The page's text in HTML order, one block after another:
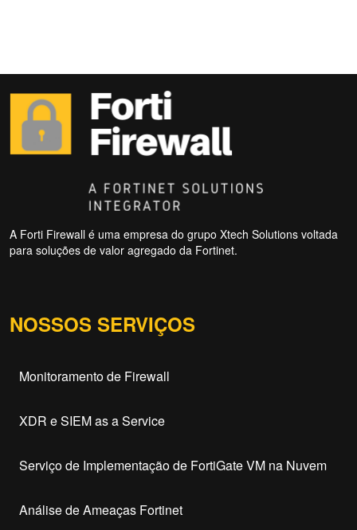
A Forti Firewall é uma empresa do grupo Xtech Solutions voltada
para soluções de valor agregado da Fortinet.
NOSSOS SERVIÇOS
Monitoramento de Firewall
XDR e SIEM as a Service
Serviço de Implementação de FortiGate VM na Nuvem
Análise de Ameaças Fortinet